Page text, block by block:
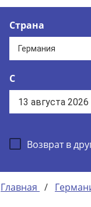
Страна
С
Возврат в
Главная /